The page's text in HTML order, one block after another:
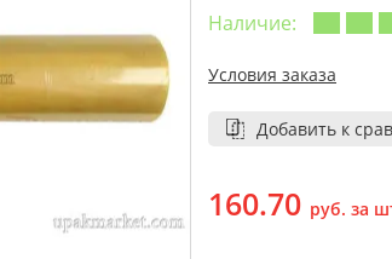
Наличие:
Условия заказа
Добавить к
160.70 руб. за